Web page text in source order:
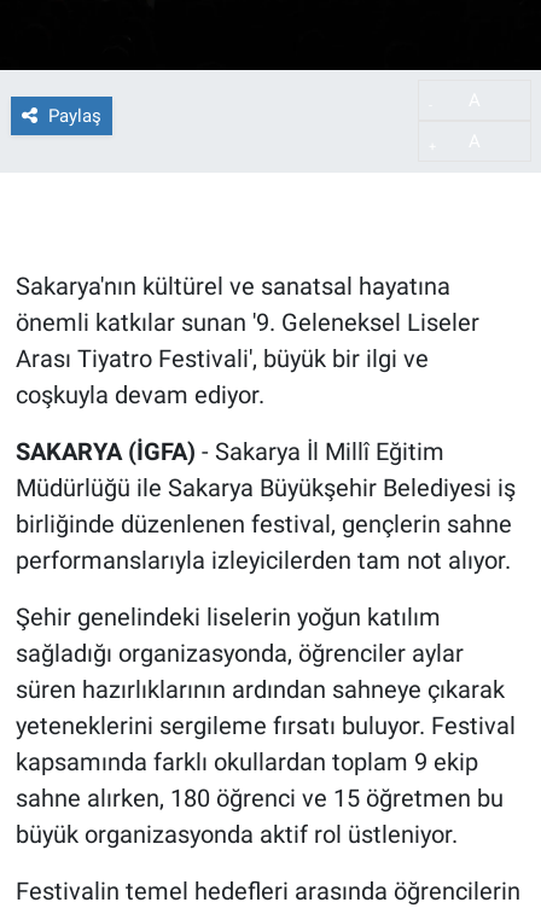
Paylaş
Sakarya'nın kültürel ve sanatsal hayatına
önemli katkılar sunan '9. Geleneksel Liseler
Arası Tiyatro Festivali', büyük bir ilgi ve
coşkuyla devam ediyor.
SAKARYA (İGFA) - Sakarya İl Millî Eğitim
Müdürlüğü ile Sakarya Büyükşehir Belediyesi iş
birliğinde düzenlenen festival, gençlerin sahne
performanslarıyla izleyicilerden tam not alıyor.
Şehir genelindeki liselerin yoğun katılım
sağladığı organizasyonda, öğrenciler aylar
süren hazırlıklarının ardından sahneye çıkarak
yeteneklerini sergileme fırsatı buluyor. Festival
kapsamında farklı okullardan toplam 9 ekip
sahne alırken, 180 öğrenci ve 15 öğretmen bu
büyük organizasyonda aktif rol üstleniyor.
Festivalin temel hedefleri arasında öğrencilerin